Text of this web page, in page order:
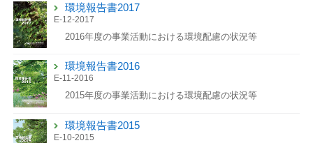
環境報告書2017
E-12-2017
2016年度の事業活動における環境配慮の状況等
環境報告書2016
E-11-2016
2015年度の事業活動における環境配慮の状況等
環境報告書2015
E-10-2015